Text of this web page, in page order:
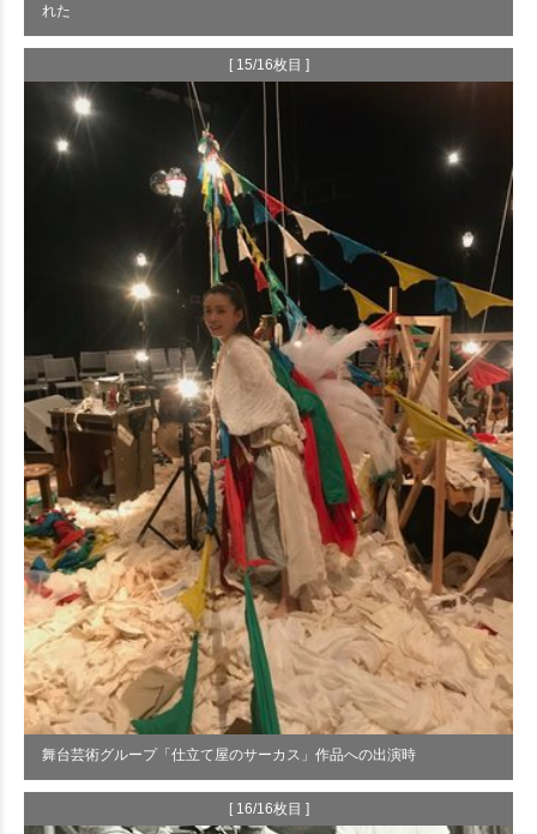
れた
[ 15/16枚目 ]
舞台芸術グループ「仕立て屋のサーカス」作品への出演時
[ 16/16枚目 ]